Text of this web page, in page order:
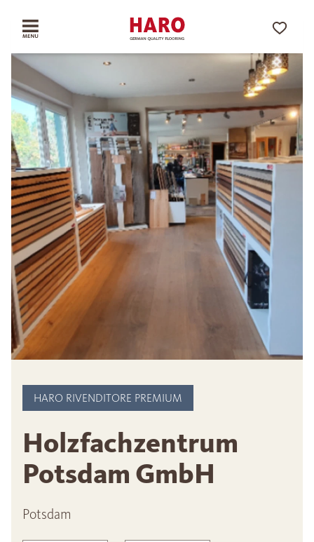
HARO RIVENDITORE PREMIUM
Holzfachzentrum
Potsdam GmbH
Potsdam